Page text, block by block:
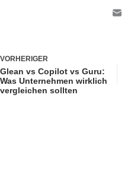
VORHERIGER
Glean vs Copilot vs Guru:
Was Unternehmen wirklich
vergleichen sollten